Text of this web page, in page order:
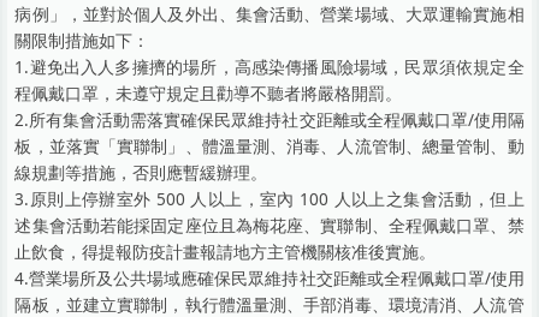
病例」，並對於個人及外出、集會活動、營業場域、大眾運輸實施相
關限制措施如下：
1.避免出入人多擁擠的場所，高感染傳播風險場域，民眾須依規定全
程佩戴口罩，未遵守規定且勸導不聽者將嚴格開罰。
2.所有集會活動需落實確保民眾維持社交距離或全程佩戴口罩/使用隔
板，並落實「實聯制」、體溫量測、消毒、人流管制、總量管制、動
線規劃等措施，否則應暫緩辦理。
3.原則上停辦室外 500 人以上，室內 100 人以上之集會活動，但上
述集會活動若能採固定座位且為梅花座、實聯制、全程佩戴口罩、禁
止飲食，得提報防疫計畫報請地方主管機關核准後實施。
4.營業場所及公共場域應確保民眾維持社交距離或全程佩戴口罩/使用
隔板，並建立實聯制，執行體溫量測、手部消毒、環境清消、人流管